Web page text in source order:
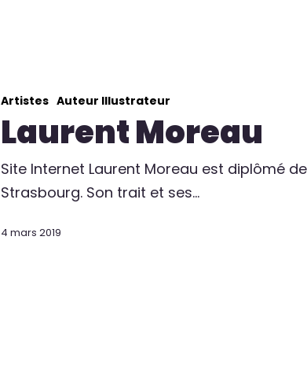
Artistes Auteur Illustrateur
Laurent Moreau
Site Internet Laurent Moreau est diplômé
Strasbourg. Son trait et ses…
4 mars 2019